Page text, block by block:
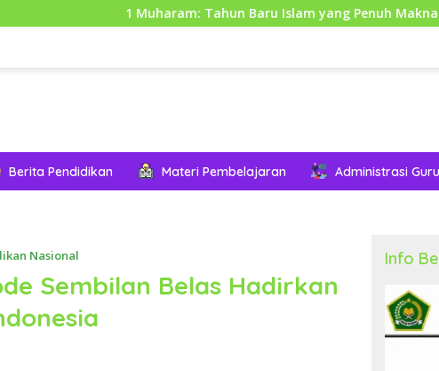
1 Muharam: Tahun Baru Islam yang Penuh Makna dan Hikmah
Berita Pendidikan Materi Pembelajaran Administrasi Guru
Nasional
Sembilan Belas Hadirkan
Info